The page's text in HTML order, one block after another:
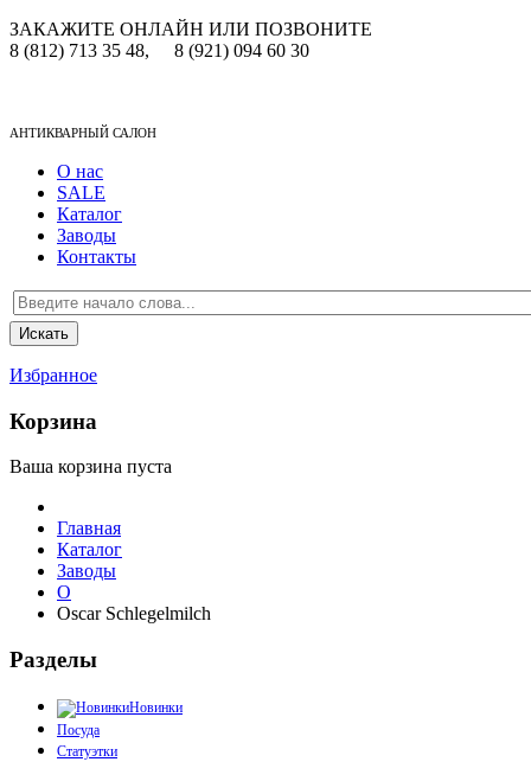
ЗАКАЖИТЕ ОНЛАЙН ИЛИ ПОЗВОНИТЕ
8 (812) 713 35 48,
8 (921) 094 60 30
АНТИКВАРНЫЙ САЛОН
О нас
SALE
Каталог
Заводы
Контакты
Избранное
Корзина
Ваша корзина пуста
Главная
Каталог
Заводы
O
Oscar Schlegelmilch
Разделы
Новинки
Посуда
Статуэтки